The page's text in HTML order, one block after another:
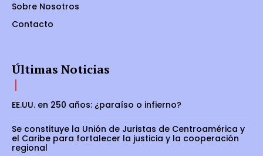
Sobre Nosotros
Contacto
Últimas Noticias
EE.UU. en 250 años: ¿paraíso o infierno?
Se constituye la Unión de Juristas de Centroamérica y
el Caribe para fortalecer la justicia y la cooperación
regional